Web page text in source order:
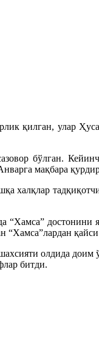
қилган, улар
бўлган.
мақбара
халқлар
достонини
олдида доим
битди.